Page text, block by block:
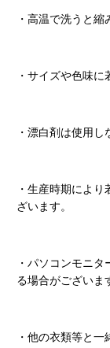
・高温で洗うと縮
・サイズや色味に
・漂白剤は使用し
・生産時期によ
ざいます。
・パソコンモニ
る場合がございま
・他の衣類等と